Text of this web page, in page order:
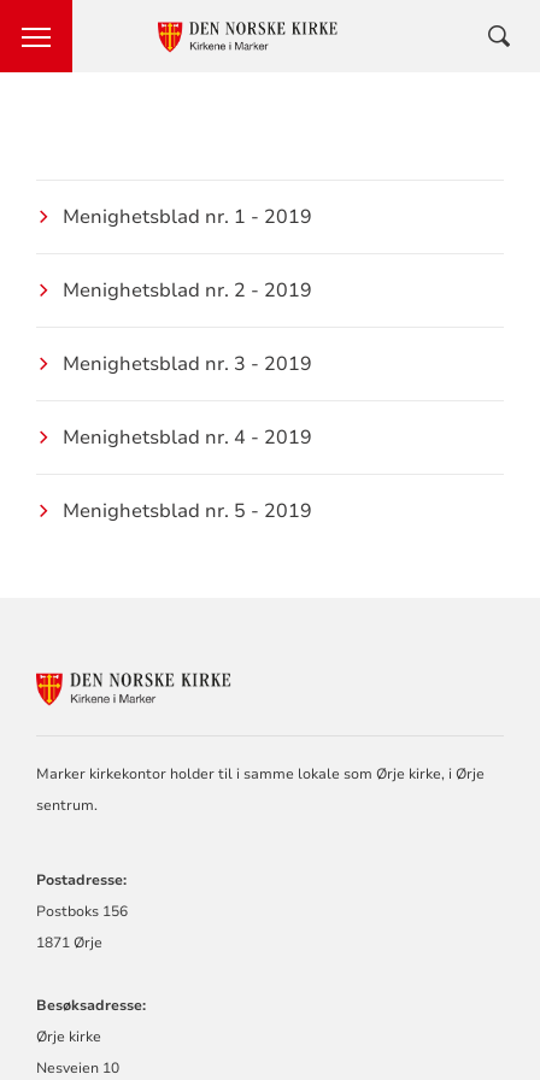
Menighetsblad nr. 1 - 2019
Menighetsblad nr. 2 - 2019
Menighetsblad nr. 3 - 2019
Menighetsblad nr. 4 - 2019
Menighetsblad nr. 5 - 2019
Marker kirkekontor holder til i samme lokale som Ørje kirke, i Ørje
sentrum.
Postadresse:
Postboks 156
1871 Ørje
Besøksadresse:
Ørje kirke
Nesveien 10